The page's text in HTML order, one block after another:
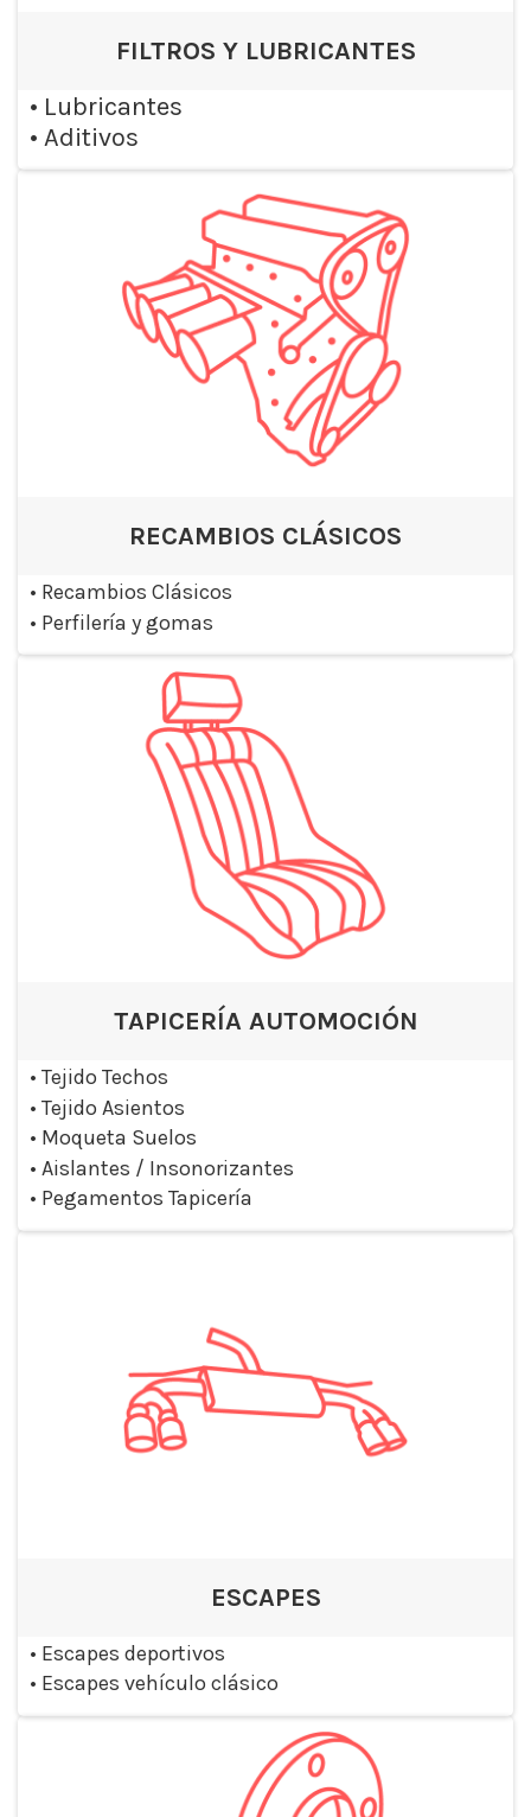
FILTROS Y LUBRICANTES
• Lubricantes
• Aditivos
RECAMBIOS CLÁSICOS
• Recambios Clásicos
• Perfilería y gomas
TAPICERÍA AUTOMOCIÓN
• Tejido Techos
• Tejido Asientos
• Moqueta Suelos
• Aislantes / Insonorizantes
• Pegamentos Tapicería
ESCAPES
• Escapes deportivos
• Escapes vehículo clásico